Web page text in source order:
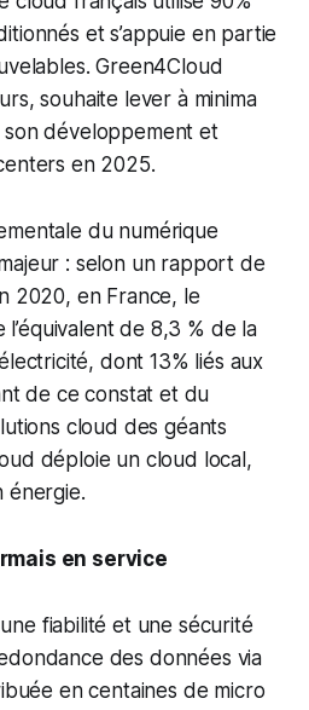
et s’appuie en partie
Green4Cloud
souhaite lever à minima
développement et
en 2025.
du numérique
: selon un rapport de
2020, en France, le
l’équivalent de 8,3 % de la
dont 13% liés aux
de ce constat et du
cloud des géants
déploie un cloud local,
énergie.
en service
une fiabilité et une sécurité
des données via
en centaines de micro